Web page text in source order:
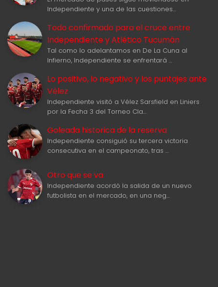
Independiente y una de las cuestiones…
Todo confirmado para el cruce entre
Independiente y Atlético Tucumán
Tal como lo adelantamos en De La Cuna al
Infierno, Independiente se enfrentará …
Lo positivo, lo negativo y los puntajes ante
Vélez
Independiente visitó a Vélez Sarsfield en Liniers
por la Fecha 3 del Torneo Cla…
Goleada historica de la reserva
Independiente consiguió su tercera victoria
consecutiva en el campeonato, tras …
Otro que se va
Independiente acordó la salida de un nuevo
futbolista en el mercado, en una neg…